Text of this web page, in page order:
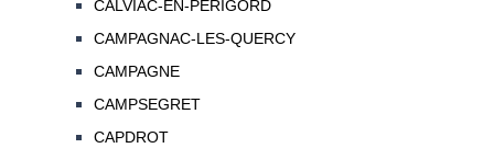
CALVIAC-EN-PERIGORD
CAMPAGNAC-LES-QUERCY
CAMPAGNE
CAMPSEGRET
CAPDROT